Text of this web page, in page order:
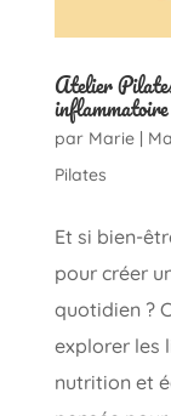
Atelier
par Marie|
Pilates
Et si bien-
pour créer
quotidien ?
explorer les
nutrition et